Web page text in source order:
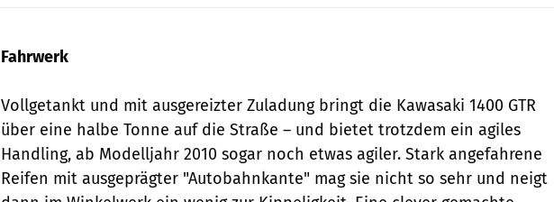
Fahrwerk
Vollgetankt und mit ausgereizter Zuladung bringt die Kawasaki 1400 GTR
über eine halbe Tonne auf die Straße – und bietet trotzdem ein agiles
Handling, ab Modelljahr 2010 sogar noch etwas agiler. Stark angefahrene
Reifen mit ausgeprägter "Autobahnkante" mag sie nicht so sehr und neigt